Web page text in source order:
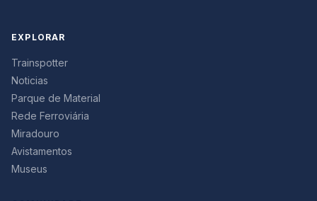
EXPLORAR
Trainspotter
Noticias
Parque de Material
Rede Ferroviária
Miradouro
Avistamentos
Museus